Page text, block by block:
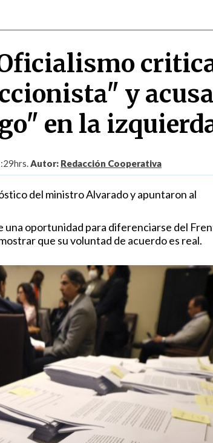
y acusa
en la
Autor: Redacción Cooperativa
del ministro Alvarado y apuntaron al
una oportunidad para diferenciarse del
que su voluntad de acuerdo es real.